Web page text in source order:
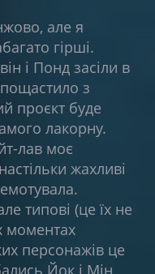
але я
гірші.
і Понд засіли в
з
проєкт буде
лакорну.
лав моє
жахливі
типові (це їх не
моментах
персонажів це
Йок і Мін,